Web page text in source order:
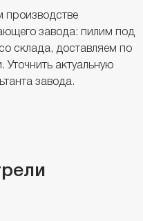
производстве
завода: пилим под
склада, доставляем по
Уточнить актуальную
завода.